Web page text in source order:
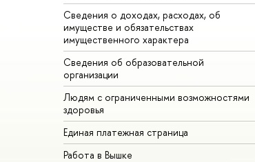
Сведения о доходах, расходах, об
имуществе и обязательствах
имущественного характера
Сведения об образовательной
организации
Людям с ограниченными возможностями
здоровья
Единая платежная страница
Работа в Вышке